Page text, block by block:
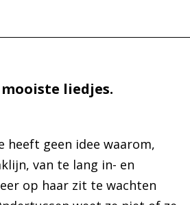
liedjes.
heeft geen idee waarom,
van te lang in- en
op haar zit te wachten